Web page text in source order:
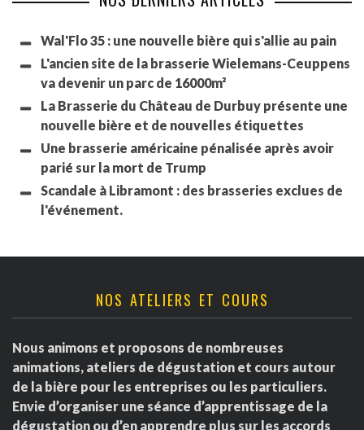
Wal'Flo 35 : une nouvelle bière qui s'allie au pain
L'ancien site de la brasserie Wielemans-Ceuppens
va devenir un parc de 16000m²
La Brasserie du Château de Durbuy présente une
nouvelle bière et de nouvelles étiquettes
Une brasserie américaine pénalisée après avoir
parié sur la mort de Trump
Scandale à Libramont : des brasseries exclues de
l'événement.
NOS ATELIERS ET COURS
Nous animons et proposons de nombreuses
animations, ateliers de dégustation et cours autour
de la bière pour les entreprises ou les particuliers.
Envie d’organiser une séance d’apprentissage de la
dégustation ou d’en apprendre plus sur les accords